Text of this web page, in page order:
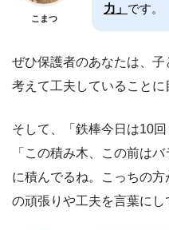
こまつ
力」 です。
ぜひ保護者のあなたは、
考えて工夫していることに
そして、「鉄棒今日は10
「この積み木、この前は
に積んでるね。こっちの
の頑張りや工夫を言葉にし